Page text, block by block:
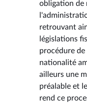
obligation de
retrouvant
législations
procédure
nationalité
ailleurs une
préalable et
rend ce